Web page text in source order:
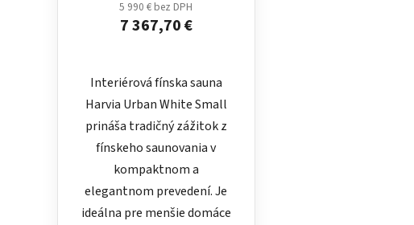
5 990 € bez DPH
7 367,70 €
Interiérová fínska sauna
Harvia Urban White Small
prináša tradičný zážitok z
fínskeho saunovania v
kompaktnom a
elegantnom prevedení. Je
ideálna pre menšie domáce